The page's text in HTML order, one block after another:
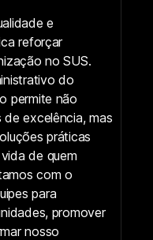
e
reforçar
no SUS.
do
permite não
excelência, mas
práticas
de quem
com o
para
promover
nosso